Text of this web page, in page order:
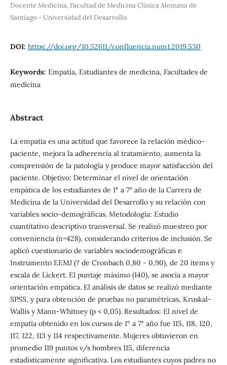
Docente Medicina, Facultad de Medicina Clínica Alemana de
Santiago - Universidad del Desarrollo
DOI: https://doi.org/10.52611/confluencia.num1.2019.530
Keywords: Empatía, Estudiantes de medicina, Facultades de
medicina
Abstract
La empatía es una actitud que favorece la relación médico-
paciente, mejora la adherencia al tratamiento, aumenta la
comprensión de la patología y produce mayor satisfacción del
paciente. Objetivo: Determinar el nivel de orientación
empática de los estudiantes de 1° a 7° año de la Carrera de
Medicina de la Universidad del Desarrollo y su relación con
variables socio-demográficas. Metodología: Estudio
cuantitativo descriptivo transversal. Se realizó muestreo por
conveniencia (n=428), considerando criterios de inclusión. Se
aplicó cuestionario de variables sociodemográficas e
Instrumento EEMJ (? de Cronbach 0,80 - 0,90), de 20 ítems y
escala de Lickert. El puntaje máximo (140), se asocia a mayor
orientación empática. El análisis de datos se realizó mediante
SPSS, y para obtención de pruebas no paramétricas, Kruskal-
Wallis y Mann-Whitney (p < 0,05). Resultados: El nivel de
empatía obtenido en los cursos de 1° a 7° año fue 115, 118, 120,
117, 122, 113 y 114 respectivamente. Mujeres obtuvieron en
promedio 119 puntos v/s hombres 115, diferencia
estadísticamente significativa. Los estudiantes cuyos padres no